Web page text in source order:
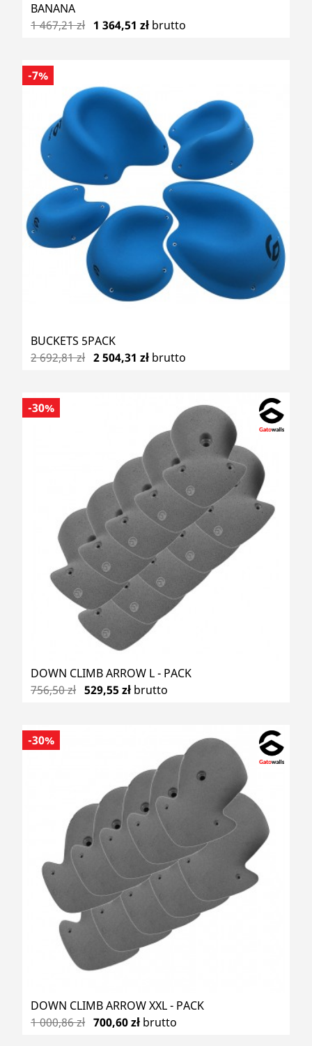
BANANA
1 467,21 zł 1 364,51 zł brutto
BUCKETS 5PACK
2 692,81 zł 2 504,31 zł brutto
-7%
DOWN CLIMB ARROW L - PACK
756,50 zł 529,55 zł brutto
-30%
DOWN CLIMB ARROW XXL - PACK
1 000,86 zł 700,60 zł brutto
-30%